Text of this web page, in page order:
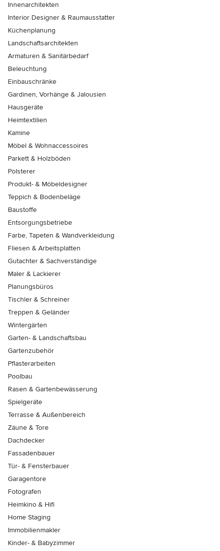
Innenarchitekten
Interior Designer & Raumausstatter
Küchenplanung
Landschaftsarchitekten
Armaturen & Sanitärbedarf
Beleuchtung
Einbauschränke
Gardinen, Vorhänge & Jalousien
Hausgeräte
Heimtextilien
Kamine
Möbel & Wohnaccessoires
Parkett & Holzböden
Polsterer
Produkt- & Möbeldesigner
Teppich & Bodenbeläge
Baustoffe
Entsorgungsbetriebe
Farbe, Tapeten & Wandverkleidung
Fliesen & Arbeitsplatten
Gutachter & Sachverständige
Maler & Lackierer
Planungsbüros
Tischler & Schreiner
Treppen & Geländer
Wintergärten
Garten- & Landschaftsbau
Gartenzubehör
Pflasterarbeiten
Poolbau
Rasen & Gartenbewässerung
Spielgeräte
Terrasse & Außenbereich
Zäune & Tore
Dachdecker
Fassadenbauer
Tür- & Fensterbauer
Garagentore
Fotografen
Heimkino & Hifi
Home Staging
Immobilienmakler
Kinder- & Babyzimmer